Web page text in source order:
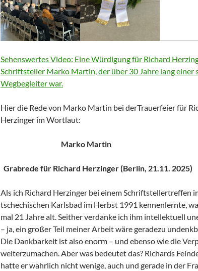
Sehenswertes Video: Eine Würdigung für Richard
Schriftsteller Marko Martin, der über 30 Jahre lang einer
Wegbegleiter war.
Hier die Rede von Marko Martin bei derTrauerfeier für
Herzinger im Wortlaut:
Marko Martin
Grabrede für Richard Herzinger (Berlin, 21.11. 2025)
Als ich Richard Herzinger bei einem Schriftstellertreffen
tschechischen Karlsbad im Herbst 1991 kennenlernte,
mal 21 Jahre alt. Seither verdanke ich ihm intellektuell
– ja, ein großer Teil meiner Arbeit wäre geradezu
Die Dankbarkeit ist also enorm – und ebenso wie die
weiterzumachen. Aber was bedeutet das? Richards
hatte er wahrlich nicht wenige, auch und gerade in der